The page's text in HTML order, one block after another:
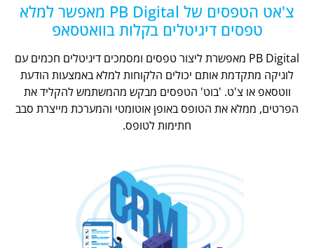
צ'אט הטפסים של PB Digital מאפשר למלא
טפסים דיגיטלים בקלות בוואטסאפ
PB Digital מאפשרת ליצור טפסים ומסמכים דיגיטלים חכמים עם
לוגיקה מתקדמת אותם יכולים הלקוחות למלא באמצעות הודעת
ווטסאפ או צ'ט. 'בוט' הטפסים מבקש מהמשתמש להקליד את
הפרטים, ממלא את הטופס באופן אוטומטי והמערכת מייצרת סבב
חתימות לטופס.